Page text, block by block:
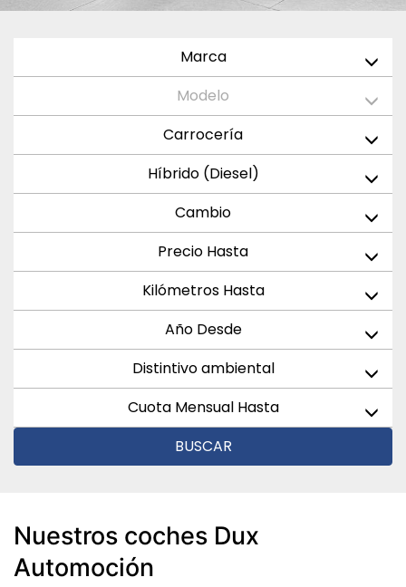
Marca
Modelo
Carrocería
Híbrido (Diesel)
Cambio
Precio Hasta
Kilómetros Hasta
Año Desde
Distintivo ambiental
Cuota Mensual Hasta
BUSCAR
Nuestros coches Dux
Automoción